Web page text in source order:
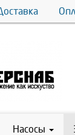
Насосы